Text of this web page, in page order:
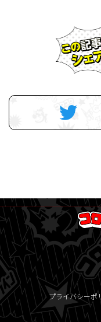
プライバシーポ